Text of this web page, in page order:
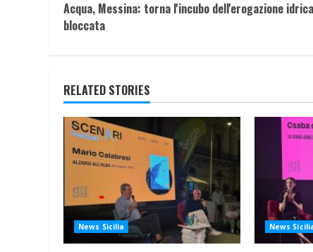
Reading
Acqua, Messina: torna l'incubo dell'erogazione idrica
bloccata
RELATED STORIES
News Sicilia News